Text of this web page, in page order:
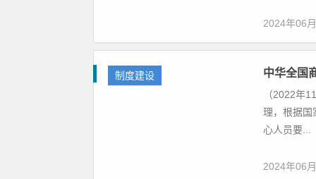
2024年06
制度建设 中华全国
（2022年
理，根据国
心人员要...
2024年06